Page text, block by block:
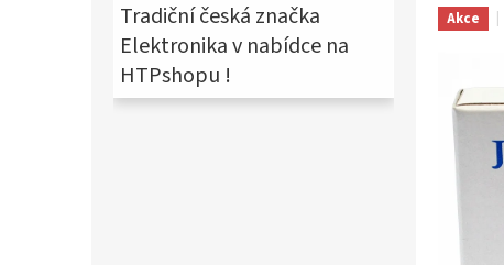
Tradiční česká značka
Elektronika v nabídce na
HTPshopu !
Akce